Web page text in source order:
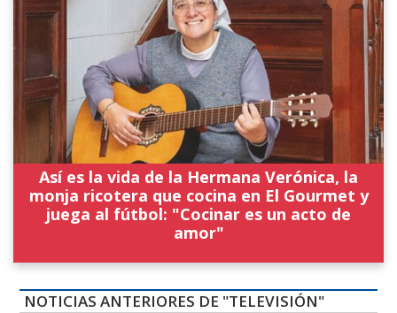
Así es la vida de la Hermana Verónica, la
monja ricotera que cocina en El Gourmet y
juega al fútbol: "Cocinar es un acto de
amor"
NOTICIAS ANTERIORES DE "TELEVISIÓN"